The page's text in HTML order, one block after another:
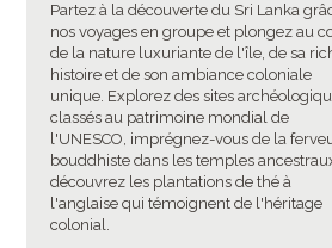
Partez à la découverte du Sri Lanka
nos voyages en groupe et plongez au
de la nature luxuriante de l'île, de sa
histoire et de son ambiance coloniale
unique. Explorez des sites
classés au patrimoine mondial de
l'UNESCO, imprégnez-vous de la
bouddhiste dans les temples
découvrez les plantations de thé à
l'anglaise qui témoignent de l'héritage
colonial.